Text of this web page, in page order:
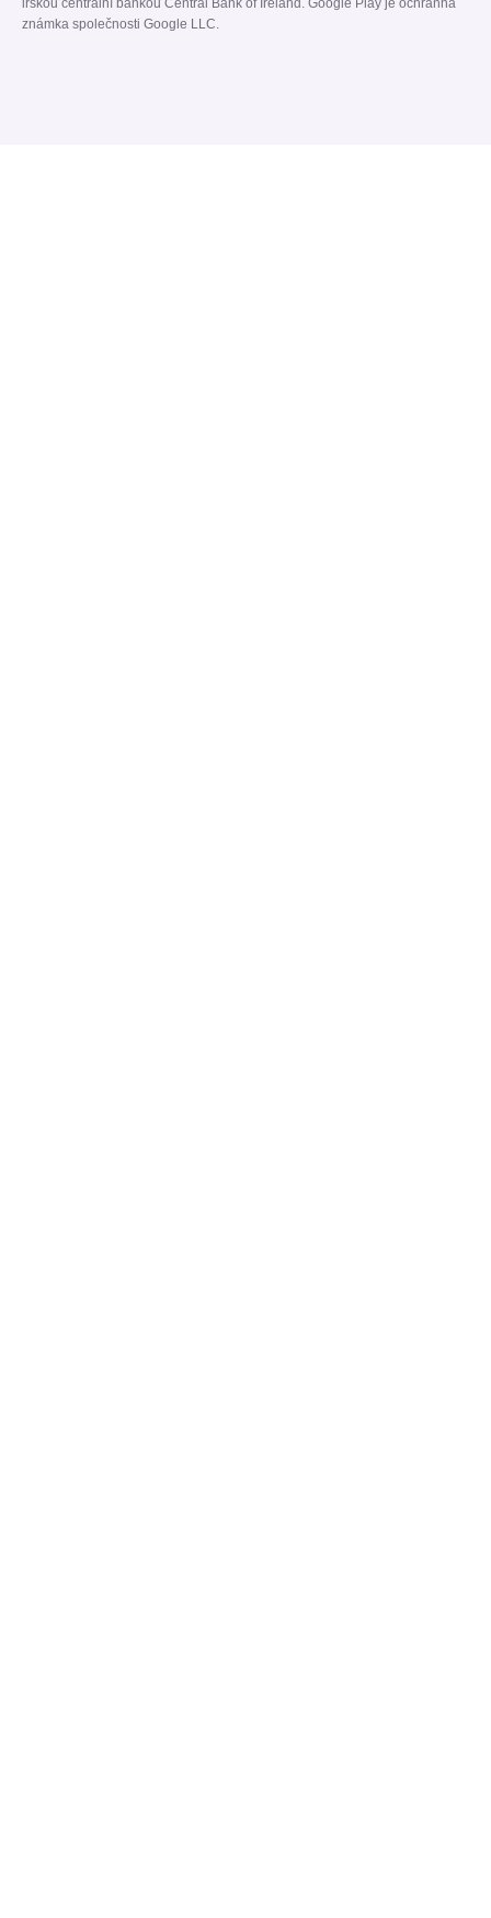
irskou centrální bankou Central Bank of Ireland. Google Play je ochranná
známka společnosti Google LLC.